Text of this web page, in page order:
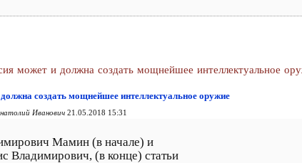
может и должна создать мощнейшее интеллектуальное
создать мощнейшее интеллектуальное оружие
Иванович 21.05.2018 15:31
Мамин (в начале) и
Владимирович, (в конце) статьи